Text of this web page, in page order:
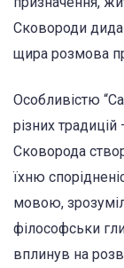
Сковороди
щира розмова
Особливістю
різних традицій
Сковорода
їхню
мовою,
філософськи
вплинув на